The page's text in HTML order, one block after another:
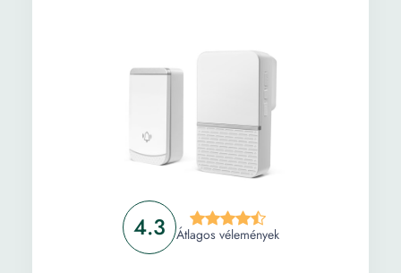
4.3 Átlagos vélemények